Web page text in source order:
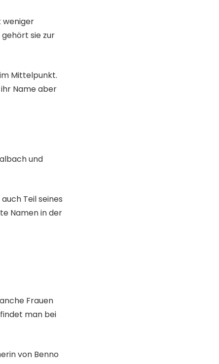
weniger
sie zur
Mittelpunkt.
Name aber
und
Teil seines
Namen in der
Frauen
man bei
von Benno